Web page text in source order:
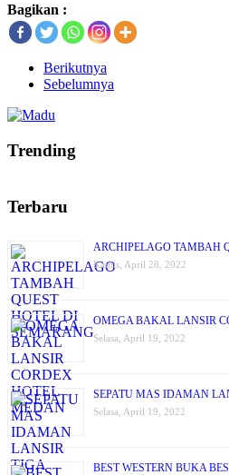
Bagikan :
Berikutnya
Sebelumnya
Trending
Terbaru
ARCHIPELAGO TAMBAH
Kamis, April 28, 2022
OMEGA BAKAL LANSIR
Selasa, April 19, 2022
SEPATU MAS IDAMAN
Selasa, April 19, 2022
BEST WESTERN BUKA